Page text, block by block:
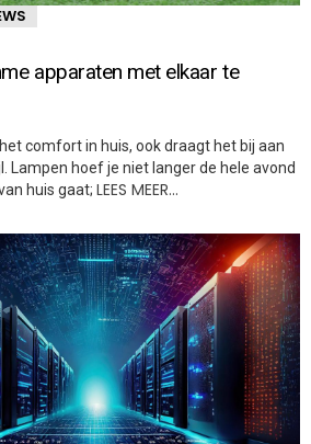
apparaten met elkaar te
comfort in huis, ook draagt het bij aan
Lampen hoef je niet langer de hele avond
huis gaat; LEES MEER…